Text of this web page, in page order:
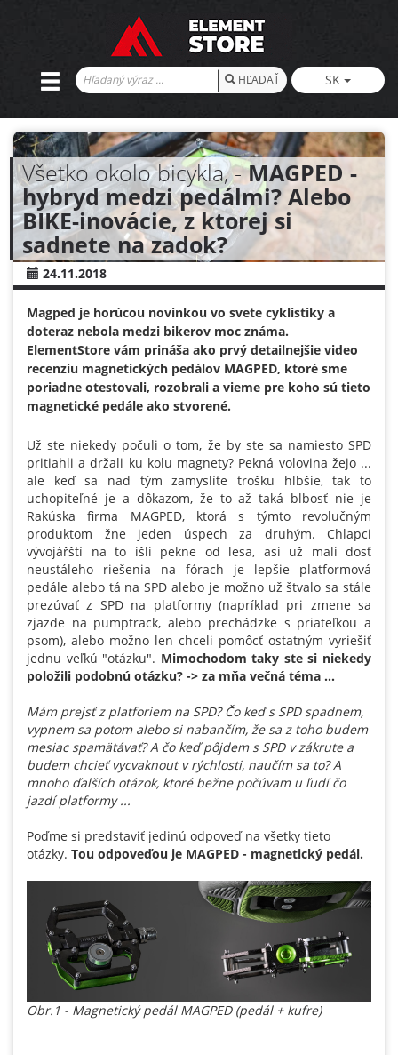
HĽADAŤ SK
Všetko okolo bicykla, -MAGPED -
hybryd medzi pedálmi? Alebo
BIKE-inovácie, z ktorej si
sadnete na zadok?
24.11.2018
Magped je horúcou novinkou vo svete cyklistiky a
doteraz nebola medzi bikerov moc známa.
ElementStore vám prináša ako prvý detailnejšie video
recenziu magnetických pedálov MAGPED, ktoré sme
poriadne otestovali, rozobrali a vieme pre koho sú tieto
magnetické pedále ako stvorené.
Už ste niekedy počuli o tom, že by ste sa namiesto SPD
pritiahli a držali ku kolu magnety? Pekná volovina žejo ...
ale keď sa nad tým zamyslíte trošku hlbšie, tak to
uchopiteľné je a dôkazom, že to až taká blbosť nie je
Rakúska firma MAGPED, ktorá s týmto revolučným
produktom žne jeden úspech za druhým. Chlapci
vývojářští na to išli pekne od lesa, asi už mali dosť
neustáleho riešenia na fórach je lepšie platformová
pedále alebo tá na SPD alebo je možno už štvalo sa stále
prezúvať z SPD na platformy (napríklad pri zmene sa
zjazde na pumptrack, alebo prechádzke s priateľkou a
psom), alebo možno len chceli pomôcť ostatným vyriešiť
jednu veľkú "otázku". Mimochodom taky ste si niekedy
položili podobnú otázku? -> za mňa večná téma ...
Mám prejsť z platforiem na SPD? Čo keď s SPD spadnem,
vypnem sa potom alebo si nabančím, že sa z toho budem
mesiac spamätávať? A čo keď pôjdem s SPD v zákrute a
budem chcieť vycvaknout v rýchlosti, naučím sa to? A
mnoho ďalších otázok, ktoré bežne počúvam u ľudí čo
jazdí platformy ...
Poďme si predstaviť jedinú odpoveď na všetky tieto
otázky. Tou odpoveďou je MAGPED - magnetický pedál.
Obr.1 - Magnetický pedál MAGPED (pedál + kufre)